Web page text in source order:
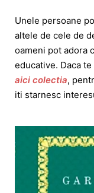
Unele persoane
altele de cele de
oameni pot adora
educative. Daca
aici colectia,
iti starnesc